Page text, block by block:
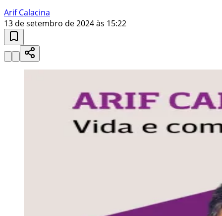
Arif Calacina
13 de setembro de 2024 às 15:22